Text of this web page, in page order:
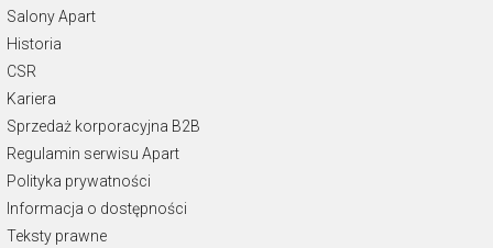
Salony Apart
Historia
CSR
Kariera
Sprzedaż korporacyjna B2B
Regulamin serwisu Apart
Polityka prywatności
Informacja o dostępności
Teksty prawne